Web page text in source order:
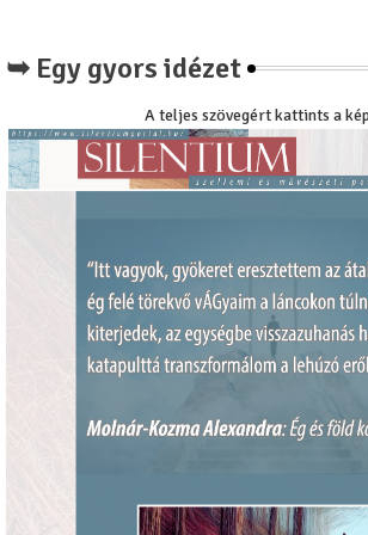
➥ Egy gyors idézet
A teljes szövegért kattints a